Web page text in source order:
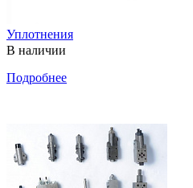
Уплотнения
В наличии
Подробнее